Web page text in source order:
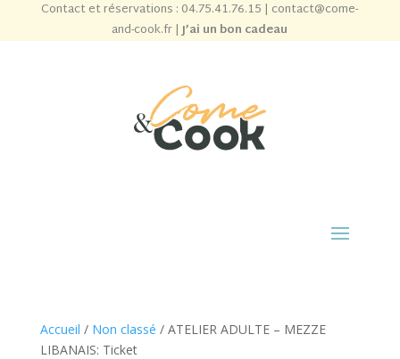
Contact et réservations : 04.75.41.76.15 | contact@come-
and-cook.fr|J’ai un bon cadeau
Accueil / Non classé / ATELIER ADULTE – MEZZE
LIBANAIS: Ticket